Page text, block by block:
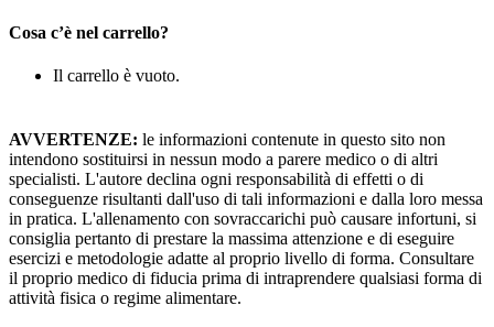
Cosa c’è nel carrello?
Il carrello è vuoto.
AVVERTENZE: le informazioni contenute in questo sito non
intendono sostituirsi in nessun modo a parere medico o di altri
specialisti. L'autore declina ogni responsabilità di effetti o di
conseguenze risultanti dall'uso di tali informazioni e dalla loro messa
in pratica. L'allenamento con sovraccarichi può causare infortuni, si
consiglia pertanto di prestare la massima attenzione e di eseguire
esercizi e metodologie adatte al proprio livello di forma. Consultare
il proprio medico di fiducia prima di intraprendere qualsiasi forma di
attività fisica o regime alimentare.